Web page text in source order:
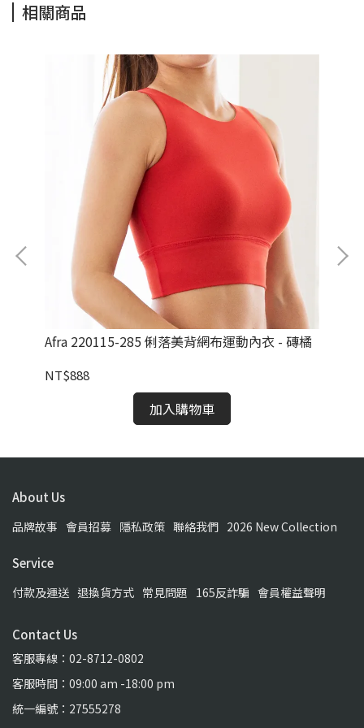
相關商品
Afra 220115-285 俐落美背網布運動內衣 - 磚橘
NT$888
加入購物車
About Us
品牌故事 會員招募 隱私政策 聯絡我們 2026 New Collection
Service
付款及運送 退換貨方式 常見問題 165反詐騙 會員權益聲明
Contact Us
客服專線：02-8712-0802
客服時間：09:00 am -18:00 pm
統一編號：27555278